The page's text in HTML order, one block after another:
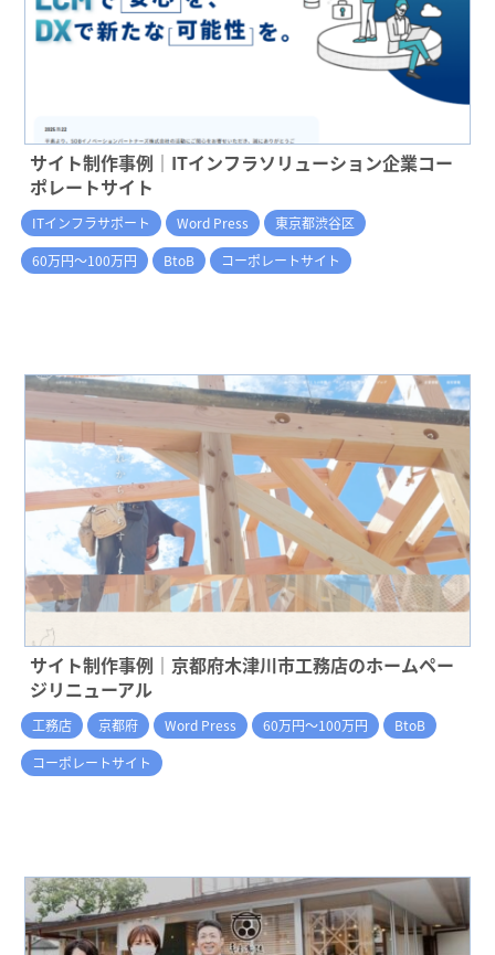
サイト制作事例｜ITインフラソリューション企業コー
ポレートサイト
ITインフラサポート Word Press
東京都渋谷区
60万円～100万円
BtoB コーポレートサイト
サイト制作事例｜京都府木津川市工務店のホームペー
ジリニューアル
工務店 京都府 Word Press 60万円～100万円
BtoB
コーポレートサイト